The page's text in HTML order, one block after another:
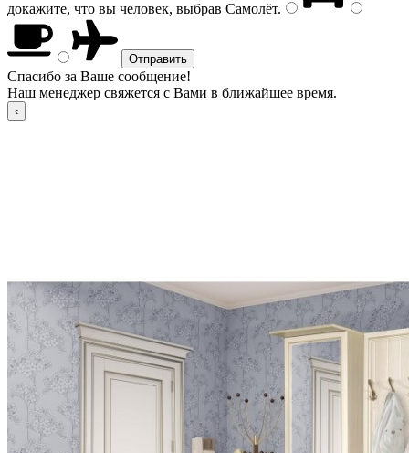
докажите, что вы человек, выбрав Самолёт.
Спасибо за Ваше сообщение!
Наш менеджер свяжется с Вами в ближайшее время.